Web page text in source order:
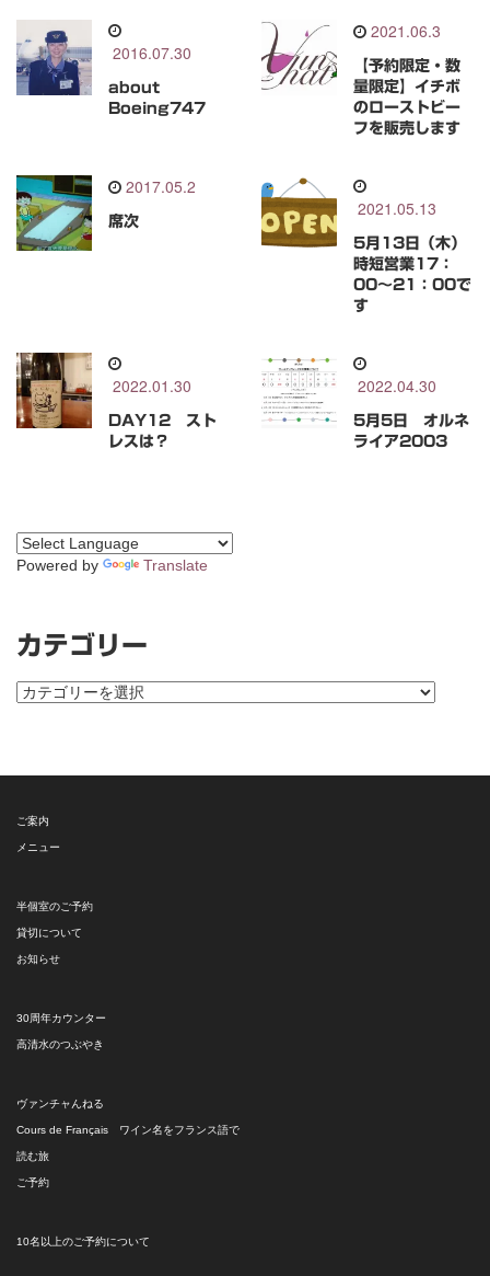
2016.07.30
about
Boeing747
2021.06.3
【予約限定・数
量限定】イチボ
のローストビー
フを販売します
2017.05.2
席次
2021.05.13
5月13日（木）
時短営業17：
00～21：00で
す
2022.01.30
DAY12 スト
レスは？
2022.04.30
5月5日 オルネ
ライア2003
Powered by Translate
カテゴリー
カ
ー
ご案内
メニュー
半個室のご予約
貸切について
お知らせ
30周年カウンター
高清水のつぶやき
ヴァンチャんねる
Cours de Français ワイン名をフランス語で
読む旅
ご予約
10名以上のご予約について